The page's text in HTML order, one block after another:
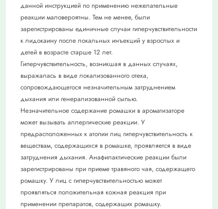
данной инструкцией по применению нежелательные
реакции маловероятны. Тем не менее, были
зарегистрированы единичные случаи гиперчувствительности
к лидокаину после локальных инъекций у взрослых и
детей в возрасте старше 12 лет.
Гиперчувствительность, возникшая в данных случаях,
выражалась в виде локализованного отека,
сопровождающегося незначительным затруднением
дыхания или генерализованной сыпью.
Незначительное содержание ромашки в ароматизаторе
может вызывать аллергические реакции. У
предрасположенных к атопии лиц гиперчувствительность к
веществам, содержащихся в ромашке, проявляется в виде
затруднения дыхания. Анафилактические реакции были
зарегистрированы при приеме травяного чая, содержащего
ромашку. У лиц с гиперчувствительностью может
проявляться положительная кожная реакция при
применении препаратов, содержащих ромашку.